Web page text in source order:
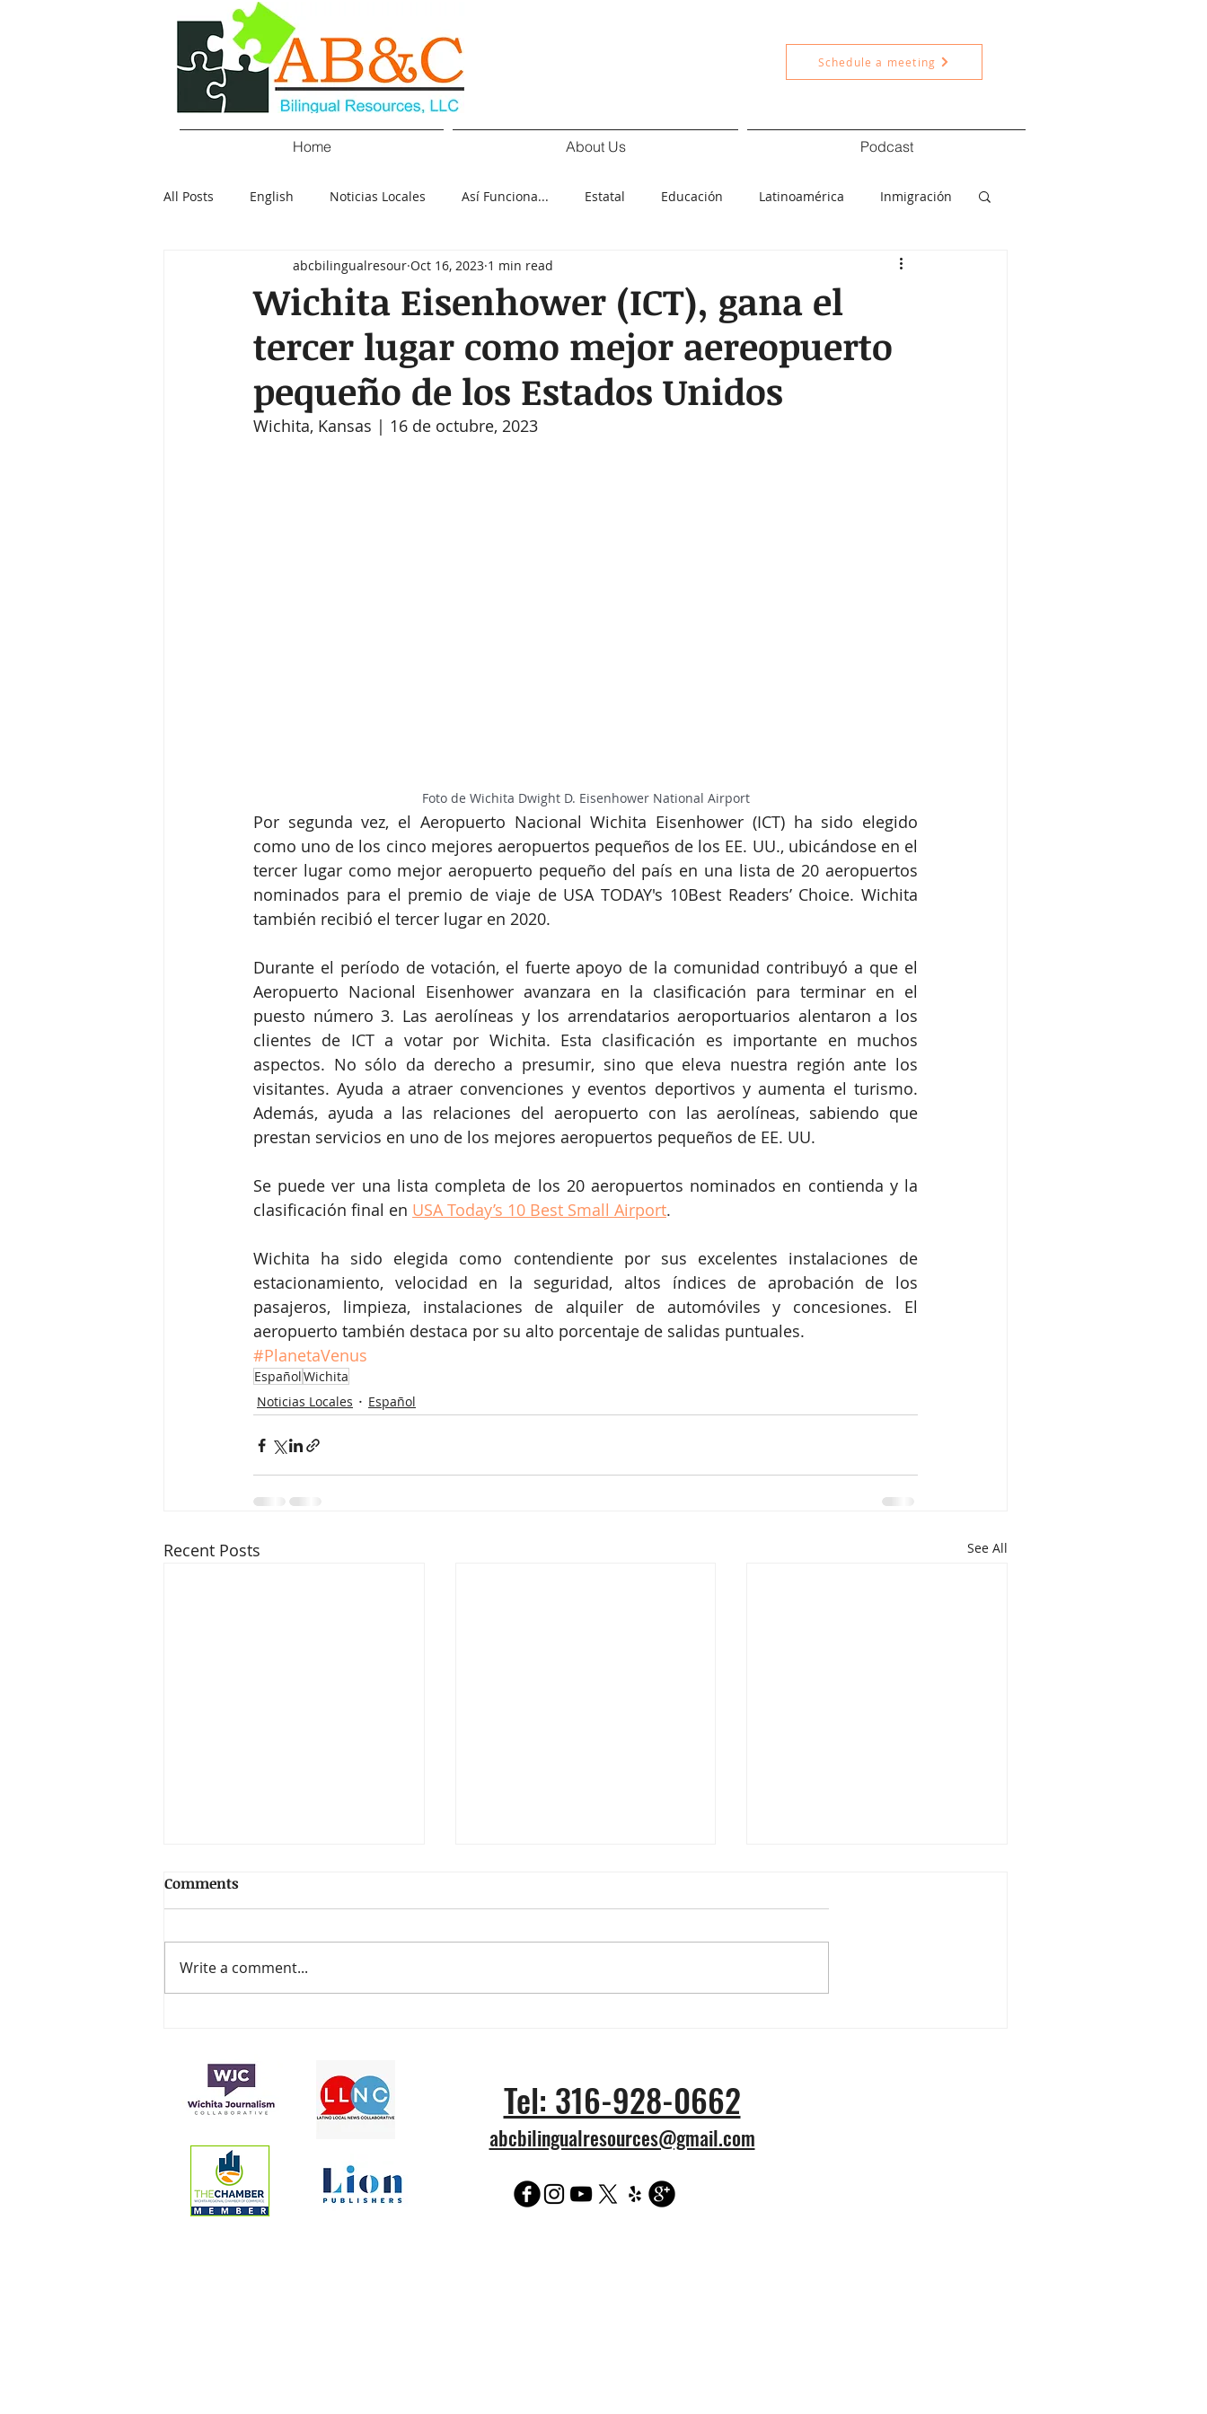
Schedule a meeting
Home About Us Podcast
All Posts English Noticias Locales Así Funciona... Estatal Educación Latinoamérica Inmigración
Negocios Salud Cultura Deportes Nacional
Elecciones Tecnología Elecciones
Wichita Eisenhower (ICT), gana el
tercer lugar como mejor aereopuerto
pequeño de los Estados Unidos
abcbilingualresour Oct 16, 2023 1 min read
Wichita, Kansas | 16 de octubre, 2023
                                               Foto de
Wichita Dwight D. Eisenhower National Airport
Por segunda vez, el Aeropuerto Nacional Wichita Eisenhower (ICT) ha sido elegido
como uno de los cinco mejores aeropuertos pequeños de los EE. UU., ubicándose en el
tercer lugar como mejor aeropuerto pequeño del país en una lista de 20 aeropuertos
nominados para el premio de viaje de USA TODAY's 10Best Readers’ Choice. Wichita
también recibió el tercer lugar en 2020.
Durante el período de votación, el fuerte apoyo de la comunidad contribuyó a que el
Aeropuerto Nacional Eisenhower avanzara en la clasificación para terminar en el
puesto número 3. Las aerolíneas y los arrendatarios aeroportuarios alentaron a los
clientes de ICT a votar por Wichita. Esta clasificación es importante en muchos
aspectos. No sólo da derecho a presumir, sino que eleva nuestra región ante los
visitantes. Ayuda a atraer convenciones y eventos deportivos y aumenta el turismo.
Además, ayuda a las relaciones del aeropuerto con las aerolíneas, sabiendo que
prestan servicios en uno de los mejores aeropuertos pequeños de EE. UU.
Se puede ver una lista completa de los 20 aeropuertos nominados en contienda y la
clasificación final en USA Today’s 10 Best Small Airport.
Wichita ha sido elegida como contendiente por sus excelentes instalaciones de
estacionamiento, velocidad en la seguridad, altos índices de aprobación de los
pasajeros, limpieza, instalaciones de alquiler de automóviles y concesiones. El
aeropuerto también destaca por su alto porcentaje de salidas puntuales.
#PlanetaVenus
EspañolWichita
Noticias Locales
Español
Recent Posts See All
anuncia la beca Sebastián
Yatra 2024
2022
Comments
Write a comment...
Tel: 316-928-0662
abcbilingualresources@gmail.com